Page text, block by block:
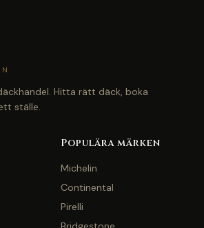
Hitta rätt däck, boka
ställe.
Populära märken
Michelin
Continental
Pirelli